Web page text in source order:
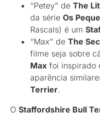
“Petey” de The
da série Os
Rascals) é um
“Max” de The
filme seja sobre
Max foi inspirado
aparência
Terrier.
O Staffordshire Bull